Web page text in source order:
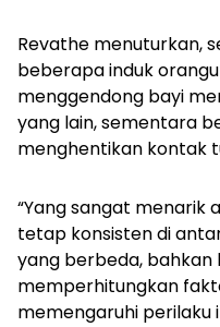
Revathe menuturkan,
beberapa induk
menggendong bayi
yang lain, sementara
menghentikan kontak
“Yang sangat menarik
tetap konsisten di
yang berbeda, bahkan
memperhitungkan
memengaruhi perilaku